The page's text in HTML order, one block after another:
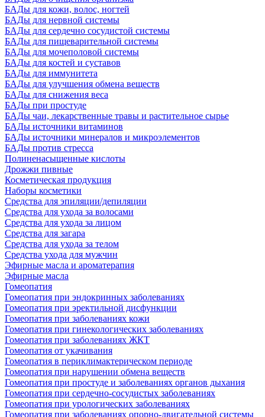
БАДы для кожи, волос, ногтей
БАДы для нервной системы
БАДы для сердечно сосудистой системы
БАДы для пищеварительной системы
БАДы для мочеполовой системы
БАДы для костей и суставов
БАДы для иммунитета
БАДы для улучшения обмена веществ
БАДы для снижения веса
БАДы при простуде
БАДы чаи, лекарственные травы и растительное сырье
БАДы источники витаминов
БАДы источники минералов и микроэлементов
БАДы против стресса
Полиненасыщенные кислоты
Дрожжи пивные
Косметическая продукция
Наборы косметики
Средства для эпиляции/депиляции
Средства для ухода за волосами
Средства для ухода за лицом
Средства для загара
Средства для ухода за телом
Средства ухода для мужчин
Эфирные масла и ароматерапия
Эфирные масла
Гомеопатия
Гомеопатия при эндокринных заболеваниях
Гомеопатия при эректильной дисфункции
Гомеопатия при заболеваниях кожи
Гомеопатия при гинекологических заболеваниях
Гомеопатия при заболеваниях ЖКТ
Гомеопатия от укачивания
Гомеопатия в периклимактерическом периоде
Гомеопатия при нарушении обмена веществ
Гомеопатия при простуде и заболеваниях органов дыхания
Гомеопатия при сердечно-сосудистых заболеваниях
Гомеопатия при урологических заболеваниях
Гомеопатия при заболеваниях опорно-двигательной системы